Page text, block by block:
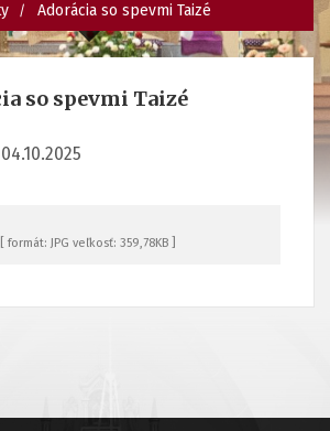
Adorácia so spevmi Taizé
so spevmi Taizé
[ formát: JPG veľkosť: 359,78KB ]